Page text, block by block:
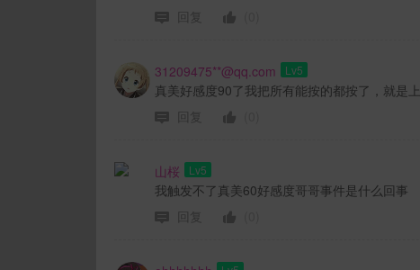
回复
31209475**@qq.com Lv5
真美好感度90了我把所有能按的都按了，就是
回复
山桜 Lv5
我触发不了真美60好感度哥哥事件是什么回事
回复